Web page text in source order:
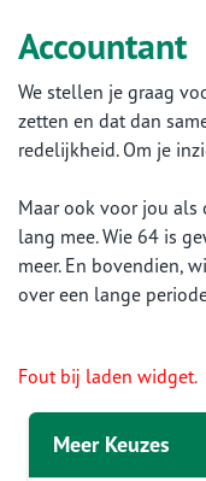
Accountant
We stellen je graag
zetten en dat dan
redelijkheid. Om je
Maar ook voor jou als
lang mee. Wie 64 is
meer. En bovendien,
over een lange
Fout bij laden widget.
Meer Keuzes